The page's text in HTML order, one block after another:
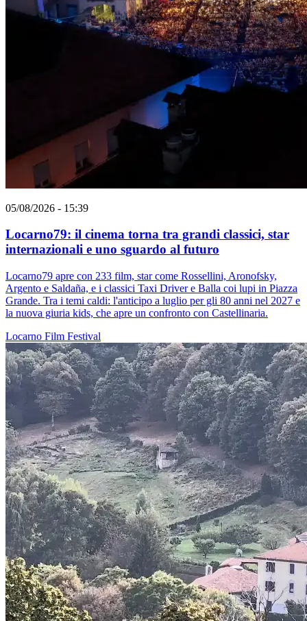
05/08/2026 - 15:39
Locarno79: il cinema torna tra grandi classici, star
internazionali e uno sguardo al futuro
Locarno79 apre con 233 film, star come Rossellini, Aronofsky,
Argento e Saldaña, e i classici Taxi Driver e Balla coi lupi in Piazza
Grande. Tra i temi caldi: l'anticipo a luglio per gli 80 anni nel 2027 e
la nuova giuria kids, che apre un confronto con Castellinaria.
Locarno Film Festival